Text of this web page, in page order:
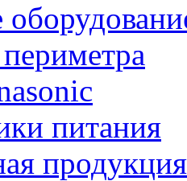
питания
продукция